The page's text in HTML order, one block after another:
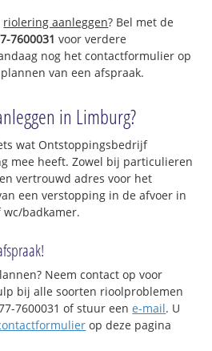
riolering aanleggen? Bel met de
7600031 voor verdere
nog het contactformulier op
van een afspraak.
in Limburg?
wat Ontstoppingsbedrijf
mee heeft. Zowel bij particulieren
vertrouwd adres voor het
een verstopping in de afvoer in
wc/badkamer.
Neem contact op voor
bij alle soorten rioolproblemen
7600031 of stuur eene-mail. U
op deze pagina